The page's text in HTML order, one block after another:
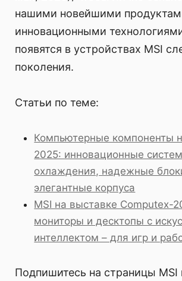
нашими новейшими
инновационными
появятся в устройствах MSI
поколения.
Статьи по теме:
Компьютерные компоненты
2025: инновационные
охлаждения, надежные
элегантные корпуса
MSI на выставке Computex-
мониторы и десктопы с
интеллектом – для игр и
Подпишитесь на страницы MSI